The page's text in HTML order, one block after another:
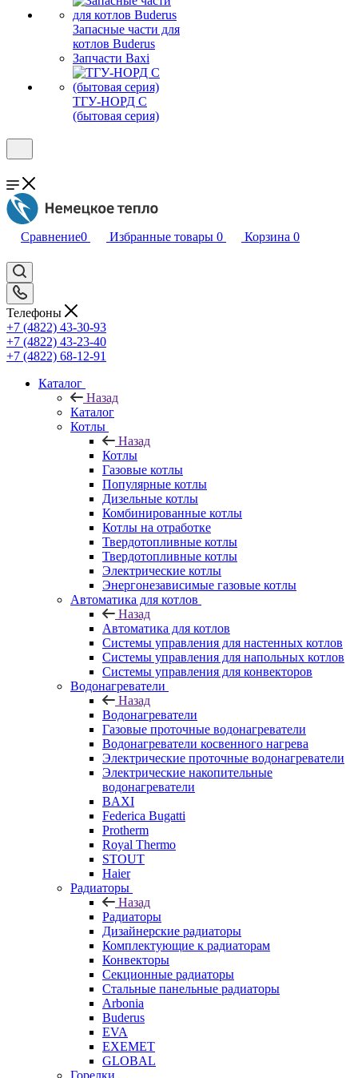
Запасные части для
котлов Buderus
Запчасти Baxi
ТГУ-НОРД С
(бытовая серия)
Сравнение0 Избранные товары 0 Корзина 0
Телефоны
+7 (4822) 43-30-93
+7 (4822) 43-23-40
+7 (4822) 68-12-91
Каталог
Назад
Каталог
Котлы
Назад
Котлы
Газовые котлы
Популярные котлы
Дизельные котлы
Комбинированные котлы
Котлы на отработке
Твердотопливные котлы
Твердотопливные котлы
Электрические котлы
Энергонезависимые газовые котлы
Автоматика для котлов
Назад
Автоматика для котлов
Системы управления для настенных котлов
Системы управления для напольных котлов
Системы управления для конвекторов
Водонагреватели
Назад
Водонагреватели
Газовые проточные водонагреватели
Водонагреватели косвенного нагрева
Электрические проточные водонагреватели
Электрические накопительные
водонагреватели
BAXI
Federica Bugatti
Protherm
Royal Thermo
STOUT
Haier
Радиаторы
Назад
Радиаторы
Дизайнерские радиаторы
Комплектующие к радиаторам
Конвекторы
Секционные радиаторы
Стальные панельные радиаторы
Arbonia
Buderus
EVA
EXEMET
GLOBAL
Горелки